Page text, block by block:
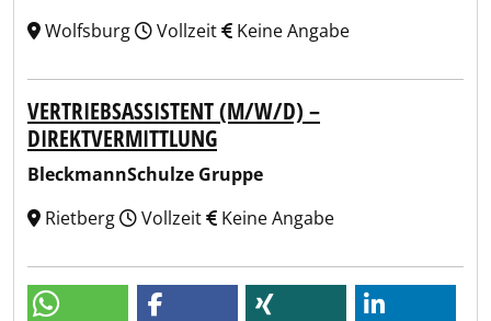
Wolfsburg
Vollzeit Keine Angabe
VERTRIEBSASSISTENT (M/W/D) –
DIREKTVERMITTLUNG
BleckmannSchulze Gruppe
Rietberg
Vollzeit Keine Angabe